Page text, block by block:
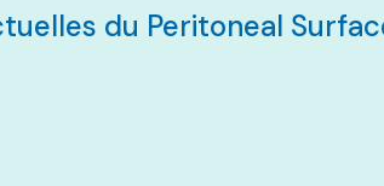
du Peritoneal